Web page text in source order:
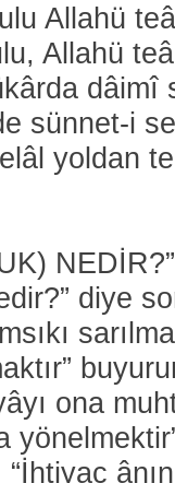
Allahü
Allahü
dâimî
sünnet-i
yoldan
NEDİR?”
diye
ona